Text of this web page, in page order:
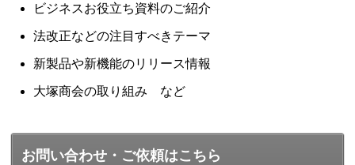
ビジネスお役立ち資料のご紹介
法改正などの注目すべきテーマ
新製品や新機能のリリース情報
大塚商会の取り組み など
お問い合わせ・ご依頼はこちら